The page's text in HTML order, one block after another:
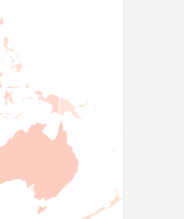
38.084
729.549
+0
2.046.256
+0 +0
110.298
+0
+0
7.118
4.849.006 34.376